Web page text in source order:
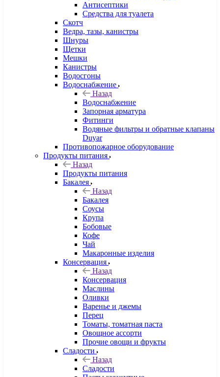
Антисептики
Средства для туалета
Скотч
Ведра, тазы, канистры
Шнуры
Щетки
Мешки
Канистры
Водосгоны
Водоснабжение
Назад
Водоснабжение
Запорная арматура
Фитинги
Водяные фильтры и обратные клапаны
Duyar
Противопожарное оборудование
Продукты питания
Назад
Продукты питания
Бакалея
Назад
Бакалея
Соусы
Крупа
Бобовые
Кофе
Чай
Макаронные изделия
Консервация
Назад
Консервация
Маслины
Оливки
Варенье и джемы
Перец
Томаты, томатная паста
Овощное ассорти
Прочие овощи и фрукты
Сладости
Назад
Сладости